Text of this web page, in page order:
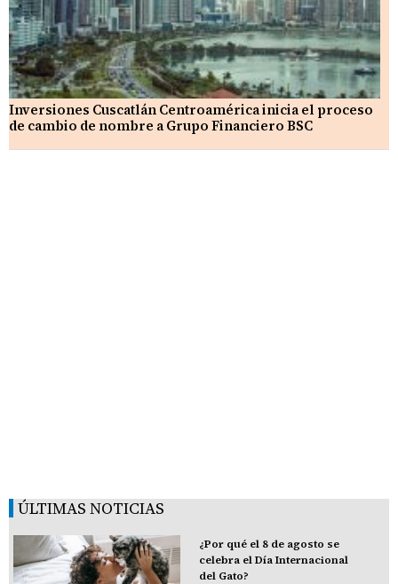
Inversiones Cuscatlán Centroamérica inicia el proceso
de cambio de nombre a Grupo Financiero BSC
ÚLTIMAS NOTICIAS
¿Por qué el 8 de agosto se
celebra el Día Internacional
del Gato?